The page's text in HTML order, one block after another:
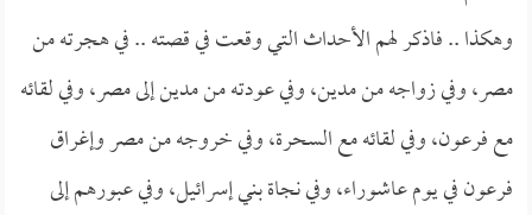
وهكذا .. فاذكر لهم الأحداث التي وقعت في قصته .. في هجرته من
مصر، وفي زواجه من مدين، وفي عودته من مدين إلى مصر، وفي لقائه
مع فرعون، وفي لقائه مع السحرة، وفي خروجه من مصر وإغراق
فرعون في يوم عاشوراء، وفي نجاة بني إسرائيل، وفي عبورهم إلى